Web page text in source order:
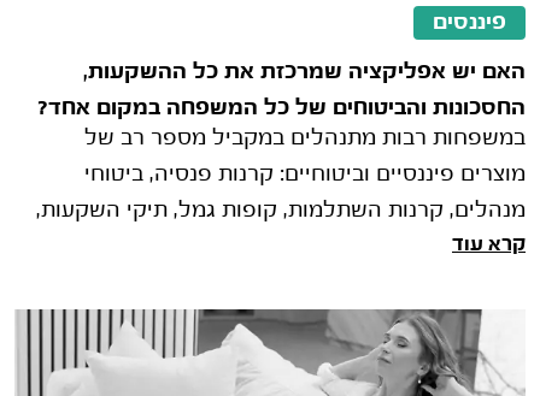
פיננסים
האם יש אפליקציה שמרכזת את כל ההשקעות,
החסכונות והביטוחים של כל המשפחה במקום אחד?
במשפחות רבות מתנהלים במקביל מספר רב של
מוצרים פיננסיים וביטוחיים: קרנות פנסיה, ביטוחי
מנהלים, קרנות השתלמות, קופות גמל, תיקי השקעות,
פוליסות חיסכון, ביטוחי חיים וביט�
קרא עוד